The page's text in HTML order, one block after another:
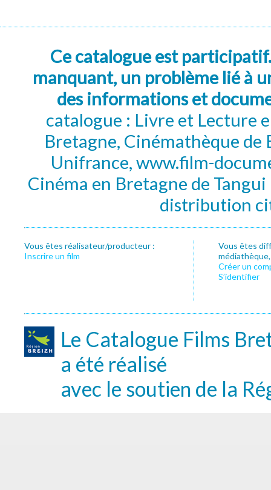
Ce catalogue est
manquant, un problème lié à
des informations et
catalogue : Livre et Lecture
Bretagne, Cinémathèque de
Unifrance, www.film-
Cinéma en Bretagne de
distribution
Vous êtes réalisateur/producteur :
Inscrire un film
Vous êtes
Créer un
S’identifier
Le Catalogue Films
a été réalisé
avec le soutien de la